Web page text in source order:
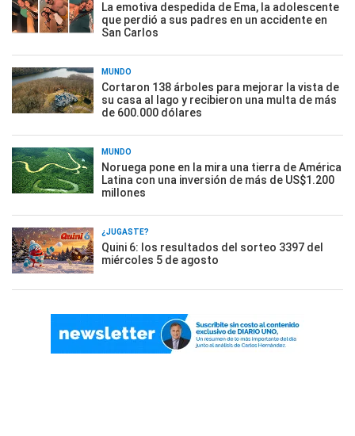
La emotiva despedida de Ema, la adolescente
que perdió a sus padres en un accidente en
San Carlos
MUNDO
Cortaron 138 árboles para mejorar la vista de
su casa al lago y recibieron una multa de más
de 600.000 dólares
MUNDO
Noruega pone en la mira una tierra de América
Latina con una inversión de más de US$1.200
millones
¿JUGASTE?
Quini 6: los resultados del sorteo 3397 del
miércoles 5 de agosto